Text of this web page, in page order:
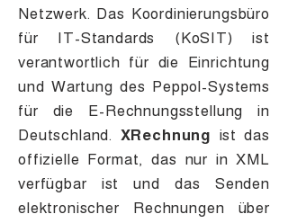
Netzwerk. Das Koordinierungsbüro
für IT-Standards (KoSIT) ist
verantwortlich für die Einrichtung
und Wartung des Peppol-Systems
für die E-Rechnungsstellung in
Deutschland. XRechnung ist das
offizielle Format, das nur in XML
verfügbar ist und das Senden
elektronischer Rechnungen über